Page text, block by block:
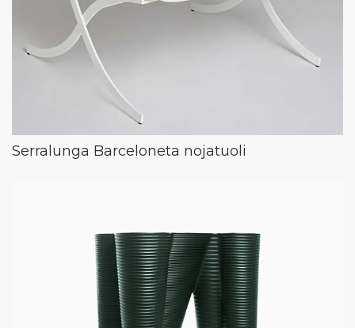
Serralunga Barceloneta nojatuoli